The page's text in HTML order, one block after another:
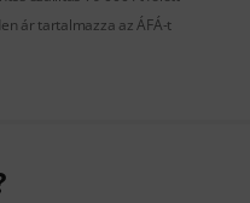
ár tartalmazza az ÁFÁ-t